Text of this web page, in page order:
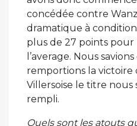
concédée contre
dramatique à
plus de 27 points pour
l’average. Nous
remportions la victoire
Villersoise le titre nous
rempli.
Quels sont les atouts